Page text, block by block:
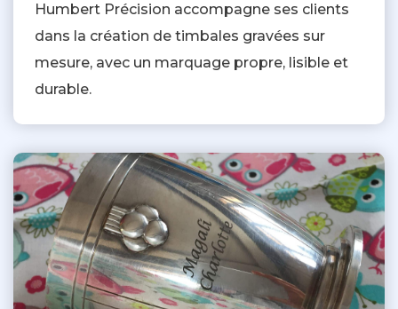
Humbert Précision accompagne ses clients
dans la création de timbales gravées sur
mesure, avec un marquage propre, lisible et
durable.